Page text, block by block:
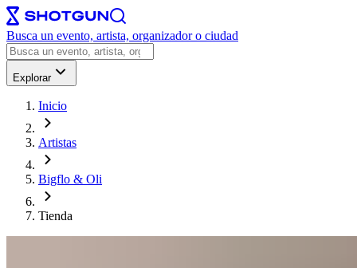
Busca un evento, artista, organizador o ciudad
Explorar
Inicio
Artistas
Bigflo & Oli
Tienda